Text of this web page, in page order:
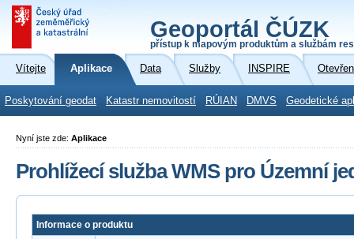
Geoportál ČÚZK
přístup k mapovým produktům a službám
Vítejte Aplikace Data Služby INSPIRE
Poskytování geodat Katastr nemovitostí RÚIAN DMVS Geodetické
Nyní jste zde: Aplikace
Prohlížecí služba WMS pro Územní
Informace o produktu